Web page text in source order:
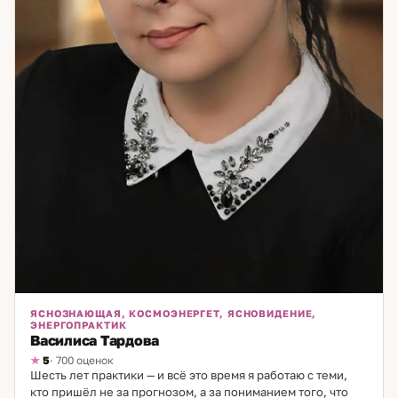
ЯСНОЗНАЮЩАЯ, КОСМОЭНЕРГЕТ, ЯСНОВИДЕНИЕ,
ЭНЕРГОПРАКТИК
Василиса Тардова
5· 700 оценок
Шесть лет практики — и всё это время я работаю с теми,
кто пришёл не за прогнозом, а за пониманием того, что